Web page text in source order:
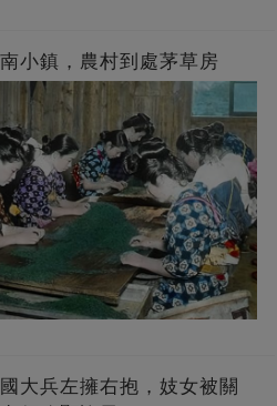
小鎮，農村到處茅草房
大兵左擁右抱，妓女被關